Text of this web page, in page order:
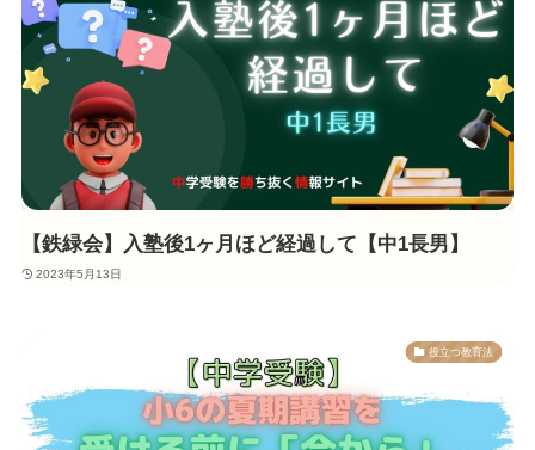
【鉄緑会】入塾後1ヶ月ほど経過して【中1長男】
2023年5月13日
役立つ教育法